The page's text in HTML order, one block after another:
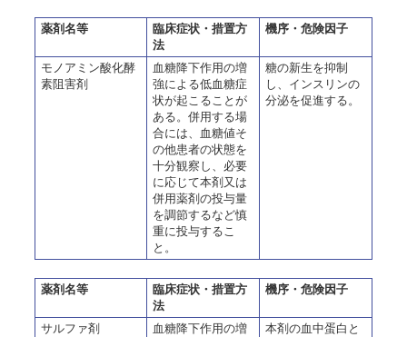
薬剤名等
臨床症状・措置方
法
機序・危険因子
モノアミン酸化酵
素阻害剤
血糖降下作用の増
強による低血糖症
状が起こることが
ある。併用する場
合には、血糖値そ
の他患者の状態を
十分観察し、必要
に応じて本剤又は
併用薬剤の投与量
を調節するなど慎
重に投与するこ
と。
糖の新生を抑制
し、インスリンの
分泌を促進する。
薬剤名等
臨床症状・措置方
法
機序・危険因子
サルファ剤
血糖降下作用の増
本剤の血中蛋白と